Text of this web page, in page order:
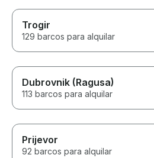
Trogir
129 barcos para alquilar
Dubrovnik (Ragusa)
113 barcos para alquilar
Prijevor
92 barcos para alquilar